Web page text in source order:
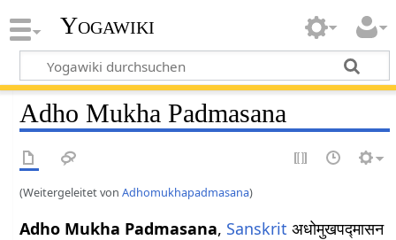
Yogawiki
Adho Mukha Padmasana
(Weitergeleitet vonAdhomukhapadmasana)
Adho Mukha Padmasana, Sanskrit अधोमुखपद्मासन